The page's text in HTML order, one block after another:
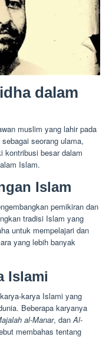
dalam
muslim yang lahir pada
seorang ulama,
kontribusi besar dalam
Islam.
Islam
pemikiran dan
tradisi Islam yang
untuk mempelajari dan
yang lebih banyak
Islami
karya Islami yang
Beberapa karyanya
al-Manar, danAl-
membahas tentang